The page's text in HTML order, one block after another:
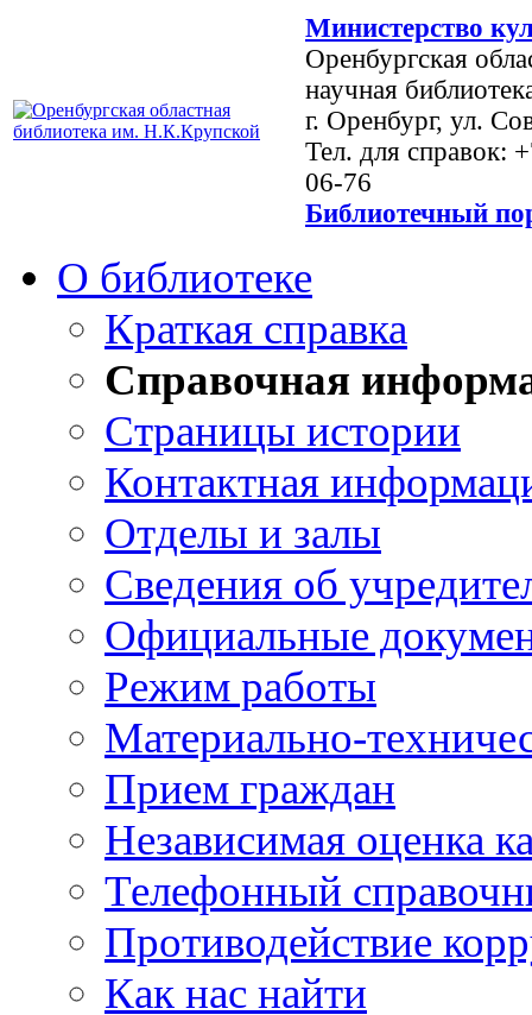
Министерство
Оренбургская
научная
г. Оренбург, ул.
Тел. для справок:
06-76
Библиотечный
О библиотеке
Краткая справка
Справочная
Страницы истории
Контактная
Отделы и залы
Сведения об
Официальные
Режим работы
Материально-
Прием граждан
Независимая оценка
Телефонный
Противодействие
Как нас найти